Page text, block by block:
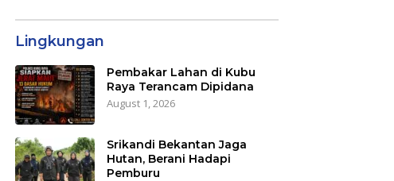
Lingkungan
Pembakar Lahan di Kubu
Raya Terancam Dipidana
August 1, 2026
Srikandi Bekantan Jaga
Hutan, Berani Hadapi
Pemburu